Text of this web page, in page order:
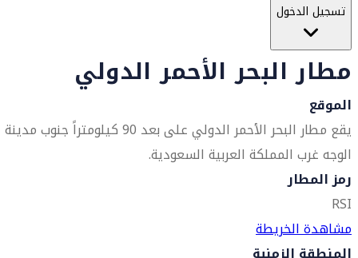
تسجيل الدخول
مطار البحر الأحمر الدولي
الموقع
يقع مطار البحر الأحمر الدولي على بعد 90 كيلومتراً جنوب مدينة
الوجه غرب المملكة العربية السعودية.
رمز المطار
RSI
مشاهدة الخريطة